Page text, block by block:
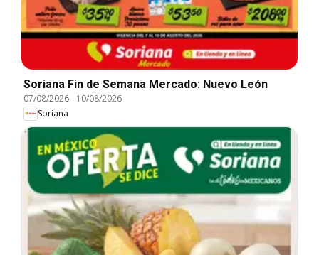
Soriana Fin de Semana Mercado: Nuevo León
07/08/2026- 10/08/2026
Soriana